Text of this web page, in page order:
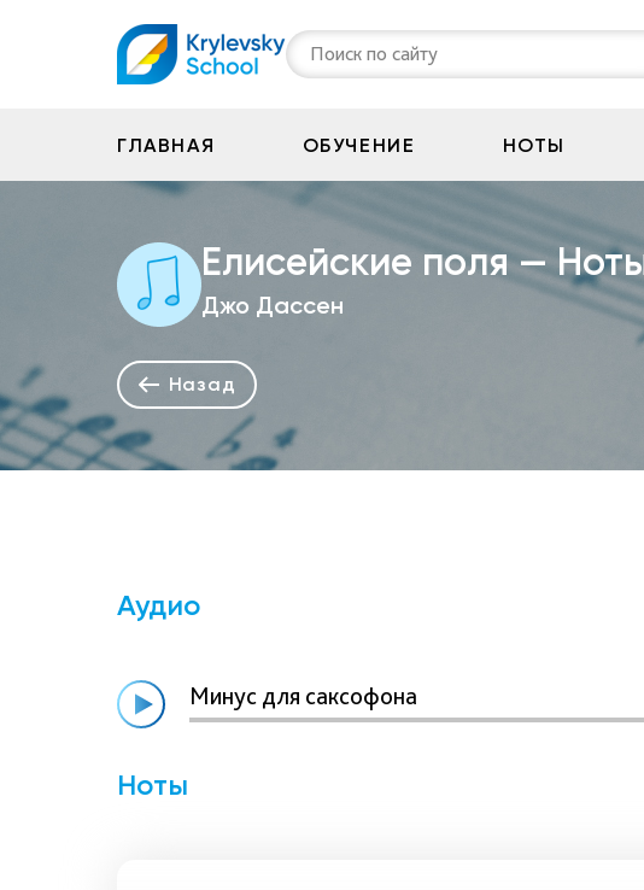
Поиск по сайту
ГЛАВНАЯ ОБУЧЕНИЕ НОТЫ
Елисейские поля —
Джо Дассен
Назад
Аудио
Минус для саксофона
Ноты